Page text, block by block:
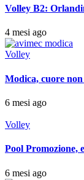
Volley B2:
4 mesi ago
Volley
Modica, cuore
6 mesi ago
Volley
Pool Promozione,
6 mesi ago